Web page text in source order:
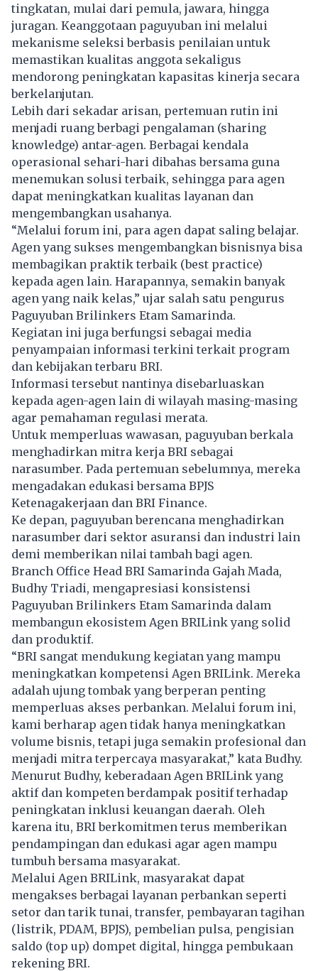
tingkatan, mulai dari pemula, jawara, hingga
juragan. Keanggotaan paguyuban ini melalui
mekanisme seleksi berbasis penilaian untuk
memastikan kualitas anggota sekaligus
mendorong peningkatan kapasitas kinerja secara
berkelanjutan.
Lebih dari sekadar arisan, pertemuan rutin ini
menjadi ruang berbagi pengalaman (sharing
knowledge) antar-agen. Berbagai kendala
operasional sehari-hari dibahas bersama guna
menemukan solusi terbaik, sehingga para agen
dapat meningkatkan kualitas layanan dan
mengembangkan usahanya.
“Melalui forum ini, para agen dapat saling belajar.
Agen yang sukses mengembangkan bisnisnya bisa
membagikan praktik terbaik (best practice)
kepada agen lain. Harapannya, semakin banyak
agen yang naik kelas,” ujar salah satu pengurus
Paguyuban Brilinkers Etam Samarinda.
Kegiatan ini juga berfungsi sebagai media
penyampaian informasi terkini terkait program
dan kebijakan terbaru BRI.
Informasi tersebut nantinya disebarluaskan
kepada agen-agen lain di wilayah masing-masing
agar pemahaman regulasi merata.
Untuk memperluas wawasan, paguyuban berkala
menghadirkan mitra kerja BRI sebagai
narasumber. Pada pertemuan sebelumnya, mereka
mengadakan edukasi bersama BPJS
Ketenagakerjaan dan BRI Finance.
Ke depan, paguyuban berencana menghadirkan
narasumber dari sektor asuransi dan industri lain
demi memberikan nilai tambah bagi agen.
Branch Office Head BRI Samarinda Gajah Mada,
Budhy Triadi, mengapresiasi konsistensi
Paguyuban Brilinkers Etam Samarinda dalam
membangun ekosistem Agen BRILink yang solid
dan produktif.
“BRI sangat mendukung kegiatan yang mampu
meningkatkan kompetensi Agen BRILink. Mereka
adalah ujung tombak yang berperan penting
memperluas akses perbankan. Melalui forum ini,
kami berharap agen tidak hanya meningkatkan
volume bisnis, tetapi juga semakin profesional dan
menjadi mitra terpercaya masyarakat,” kata Budhy.
Menurut Budhy, keberadaan Agen BRILink yang
aktif dan kompeten berdampak positif terhadap
peningkatan inklusi keuangan daerah. Oleh
karena itu, BRI berkomitmen terus memberikan
pendampingan dan edukasi agar agen mampu
tumbuh bersama masyarakat.
Melalui Agen BRILink, masyarakat dapat
mengakses berbagai layanan perbankan seperti
setor dan tarik tunai, transfer, pembayaran tagihan
(listrik, PDAM, BPJS), pembelian pulsa, pengisian
saldo (top up) dompet digital, hingga pembukaan
rekening BRI.